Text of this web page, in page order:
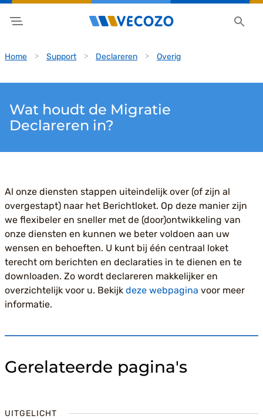
Home Support Declareren Overig
Wat houdt de Migratie
Declareren in?
Al onze diensten stappen uiteindelijk over (of zijn al
overgestapt) naar het Berichtloket. Op deze manier zijn
we flexibeler en sneller met de (door)ontwikkeling van
onze diensten en kunnen we beter voldoen aan uw
wensen en behoeften. U kunt bij één centraal loket
terecht om berichten en declaraties in te dienen en te
downloaden. Zo wordt declareren makkelijker en
overzichtelijk voor u. Bekijk deze webpagina voor meer
informatie.
Gerelateerde pagina's
UITGELICHT